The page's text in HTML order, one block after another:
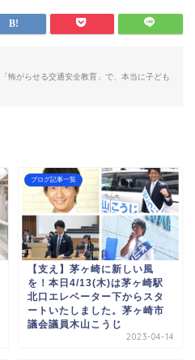
怖がらせる交通安全教育」で、本当に子ども
ブログ記事一覧
【支え】茅ヶ崎に新しい風
を！本日4/13(木)は茅ヶ崎駅
北口エレベーター下からスタ
ートいたしました。茅ヶ崎市
議会議員木山こうじ
2023-04-14